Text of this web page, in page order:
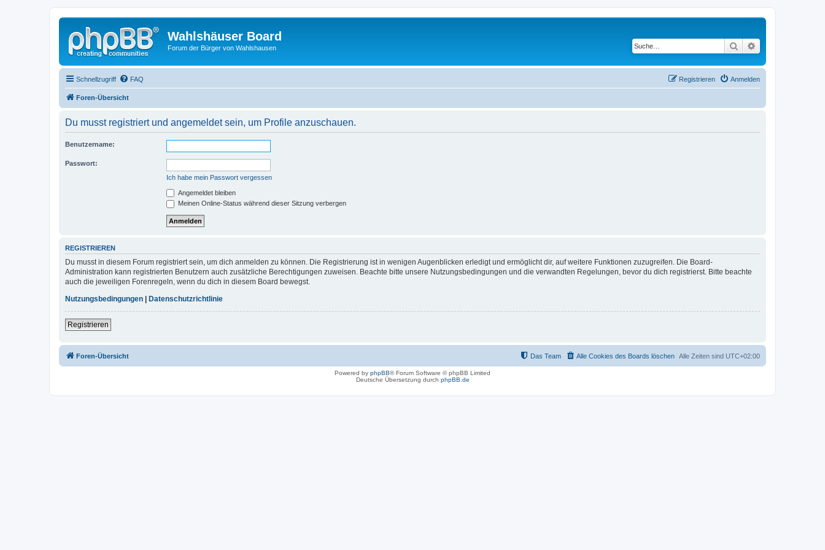
Wahlshäuser Board
Forum der Bürger von Wahlshausen Suche
Schnellzugriff FAQ Anmelden
Registrieren
Foren-Übersicht
Du musst registriert und angemeldet sein, um Profile anzuschauen.
Benutzername:
Passwort:
Ich habe mein Passwort vergessen
Angemeldet bleiben
Meinen Online-Status während dieser Sitzung verbergen
REGISTRIEREN
Du musst in diesem Forum registriert sein, um dich anmelden zu können. Die Registrierung ist in wenigen Augenblicken erledigt und ermöglicht dir, auf weitere Funktionen zuzugreifen. Die Board-
Administration kann registrierten Benutzern auch zusätzliche Berechtigungen zuweisen. Beachte bitte unsere Nutzungsbedingungen und die verwandten Regelungen, bevor du dich registrierst. Bitte beachte
auch die jeweiligen Forenregeln, wenn du dich in diesem Board bewegst.
Nutzungsbedingungen
Datenschutzrichtlinie
Registrieren
Foren-Übersicht Alle Zeiten sind UTC+02:00
Alle Cookies des Boards löschen
Das Team
Powered by phpBB® Forum Software © phpBB Limited
Deutsche Übersetzung durch phpBB.de